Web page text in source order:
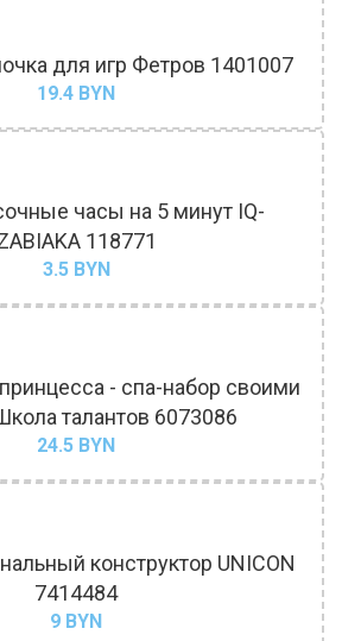
для игр Фетров 1401007
19.4 BYN
часы на 5 минут IQ-
118771
3.5BYN
- спа-набор своими
талантов 6073086
24.5 BYN
конструктор UNICON
7414484
9 BYN